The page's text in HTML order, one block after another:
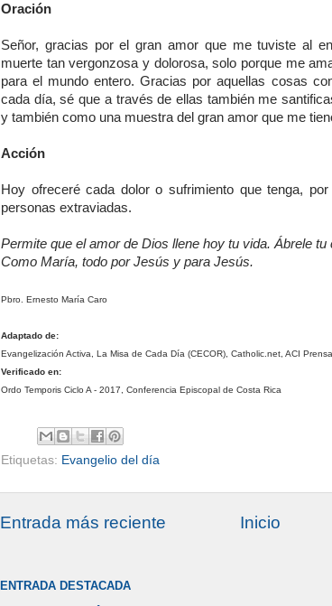
Oración
Señor, gracias por el gran amor que me tuviste al
muerte tan vergonzosa y dolorosa, solo porque me
para el mundo entero. Gracias por aquellas cosas
cada día, sé que a través de ellas también me
y también como una muestra del gran amor que me
Acción
Hoy ofreceré cada dolor o sufrimiento que tenga,
personas extraviadas.
Permite que el amor de Dios llene hoy tu vida. Ábrele tu
Como María, todo por Jesús y para Jesús.
Pbro. Ernesto María Caro
Adaptado de:
Evangelización Activa, La Misa de Cada Día (CECOR), Catholic.net, ACI Prensa
Verificado en:
Ordo Temporis Ciclo A - 2017, Conferencia Episcopal de Costa Rica
Etiquetas: Evangelio del día
Entrada más reciente Inicio
ENTRADA DESTACADA